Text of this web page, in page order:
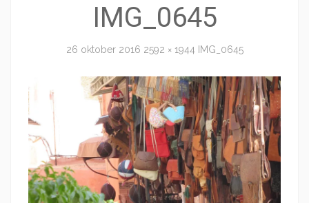
IMG_0645
26 oktober 2016 2592 × 1944 IMG_0645